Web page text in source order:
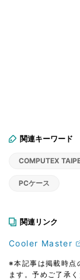
関連キーワード
COMPUTEX
PCケース
関連リンク
Cooler Master
※本記事は掲載時点
ます。予めご了承く